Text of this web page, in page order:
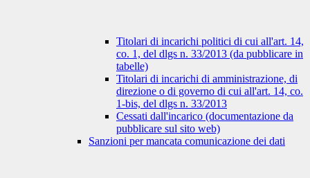
Titolari di incarichi politici di cui all'art. 14,
co. 1, del dlgs n. 33/2013 (da pubblicare in
tabelle)
Titolari di incarichi di amministrazione, di
direzione o di governo di cui all'art. 14, co.
1-bis, del dlgs n. 33/2013
Cessati dall'incarico (documentazione da
pubblicare sul sito web)
Sanzioni per mancata comunicazione dei dati